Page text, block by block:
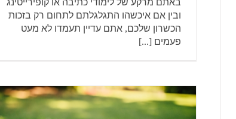
ובין אם איכשהו התגלגלתם לתחום רק בזכות
הכשרון שלכם, אתם עדיין תעמדו לא מעט
פעמים [...]